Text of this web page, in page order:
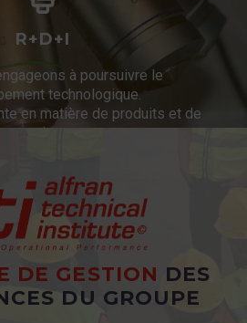
R+D+I
à poursuivre le
technologique.
en matière de produits et de
services.
DE GESTION DES
DU GROUPE